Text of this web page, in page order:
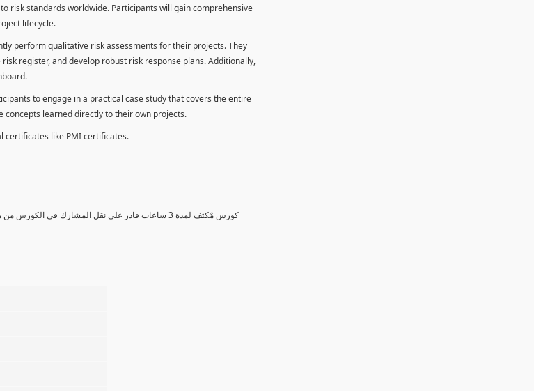
risk standards worldwide. Participants will gain comprehensive
lifecycle.
perform qualitative risk assessments for their projects. They
register, and develop robust risk response plans. Additionally,
to engage in a practical case study that covers the entire
concepts learned directly to their own projects.
certificates like PMI certificates.
كورس مٌكثف لمدة 3 ساعات قادر على نقل المشارك في